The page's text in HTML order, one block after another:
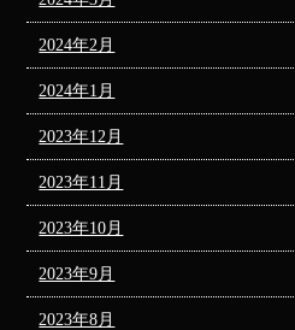
2024年2月
2024年1月
2023年12月
2023年11月
2023年10月
2023年9月
2023年8月